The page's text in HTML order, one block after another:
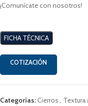
¡Comunícate con nosotros!
FICHA TÉCNICA
COTIZACIÓN
Categorías:Cierros, Textura